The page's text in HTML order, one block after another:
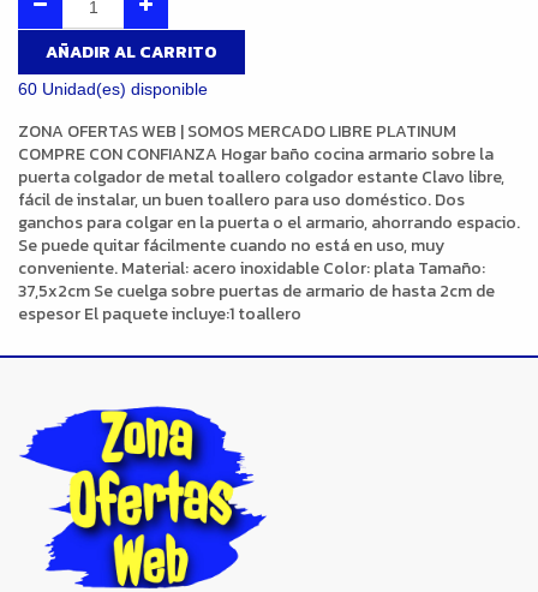
AÑADIR AL CARRITO
60 Unidad(es) disponible
ZONA OFERTAS WEB | SOMOS MERCADO LIBRE PLATINUM
COMPRE CON CONFIANZA Hogar baño cocina armario sobre la
puerta colgador de metal toallero colgador estante Clavo libre,
fácil de instalar, un buen toallero para uso doméstico. Dos
ganchos para colgar en la puerta o el armario, ahorrando espacio.
Se puede quitar fácilmente cuando no está en uso, muy
conveniente. Material: acero inoxidable Color: plata Tamaño:
37,5x2cm Se cuelga sobre puertas de armario de hasta 2cm de
espesor El paquete incluye:1 toallero